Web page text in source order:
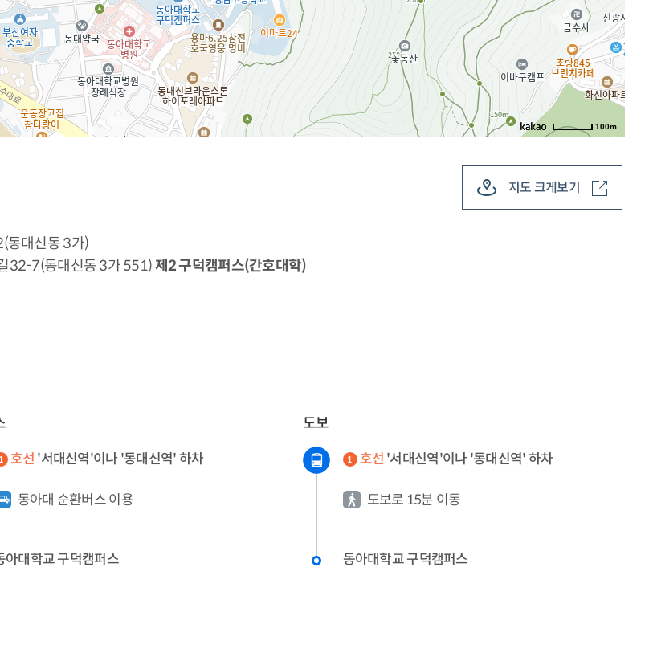
100m
동대신동 3가)
32-7(동대신동 3가 551)제2 구덕캠퍼스(간호대학)
지도 크게보기
1 호선 '서대신역'이나 '동대신역' 하차
동아대 순환버스 이용
아대학교 구덕캠퍼스
도보
1 호선 '서대신역'이나 '동대신역' 하차
도보로 15분 이동
동아대학교 구덕캠퍼스